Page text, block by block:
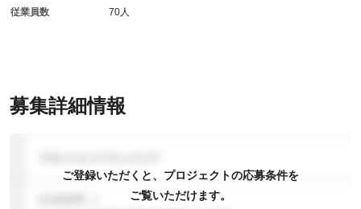
募集詳細情報
ご登録いただくと、プロジェクトの応募条件を
ご覧いただけます。
従業員数 70人